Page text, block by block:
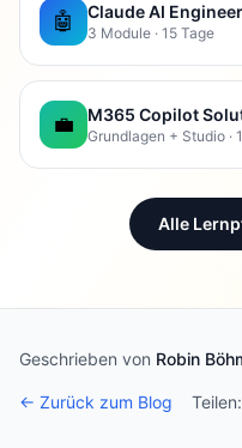
🤖 Claude AI Engineer
3 Module · 15 Tage
💼 M365 Copilot
Grundlagen + Studio ·
Alle
Geschrieben von Robin
← Zurück zum Blog Teilen: